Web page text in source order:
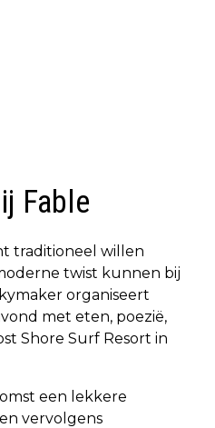
Fable
traditioneel willen
twist kunnen bij
organiseert
met eten, poezië,
Shore Surf Resort in
een lekkere
vervolgens